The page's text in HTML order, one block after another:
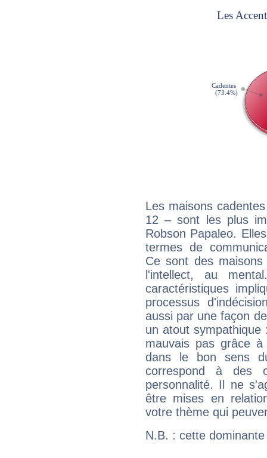
Les maisons
12 – sont les plus
Robson Papaleo.
termes de
Ce sont des
l'intellect, au
caractéristiques
processus
aussi par une façon
un atout
mauvais pas grâce
dans le bon sens
correspond à des
personnalité. Il ne
être mises en
votre thème qui
N.B. : cette